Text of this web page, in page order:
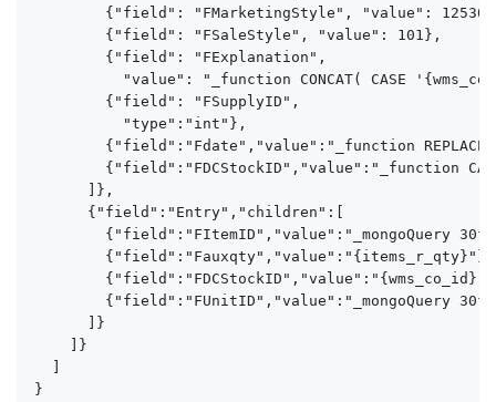
{"field": "FMarketingStyle", "value":
        {"field": "FSaleStyle", "value": 101},
        {"field": "FExplanation",
"value": "_function CONCAT( CASE
        {"field": "FSupplyID",
          "type":"int"},
{"field":"Fdate","value":"_function
{"field":"FDCStockID","value":"_function
      ]},
      {"field":"Entry","children":[
{"field":"FItemID","value":"_mongoQuery
        {"field":"Fauxqty","value":"{items_r_qty}"},
{"field":"FDCStockID","value":"{wms_co_id}-
{"field":"FUnitID","value":"_mongoQuery
      ]}
    ]}
  ]
}